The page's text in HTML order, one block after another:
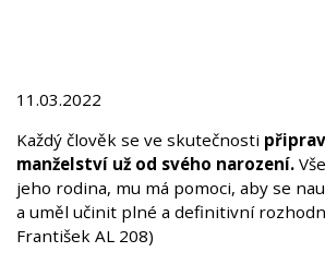
11.03.2022
Každý člověk se ve skutečnosti
manželství už od svého narození.
jeho rodina, mu má pomoci, aby se
a uměl učinit plné a definitivní
František AL 208)